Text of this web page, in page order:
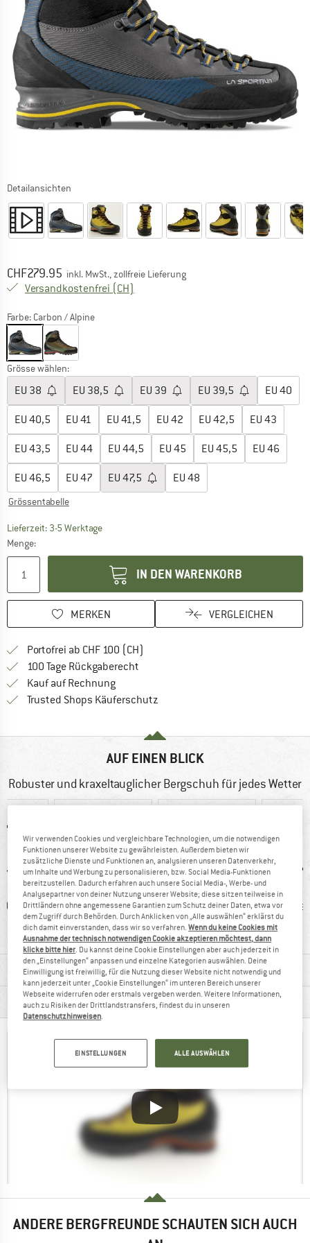
Detailansichten
Preis:
CHF279.95 inkl. MwSt., zollfreie Lieferung
Versandkostenfrei (CH)
Farbe: Carbon / Alpine
Grösse wählen:
EU 38 EU 38,5 EU 39 EU 39,5 EU 40
EU 40,5 EU 41 EU 41,5 EU 42 EU 42,5 EU 43
EU 43,5 EU 44 EU 44,5 EU 45 EU 45,5 EU 46
EU 46,5 EU 47 EU 47,5 EU 48
Grössentabelle
Lieferzeit: 3-5 WerktageDer Link öffnet sich in einer Infobox und
Menge:
IN DEN WARENKORB
MERKEN VERGLEICHEN
Portofrei ab CHF 100 (CH)
100 Tage Rückgaberecht
Kauf auf RechnungFinde die Zahlungs-Infos hier! Öffnet
Trusted Shops Käuferschutz
AUF EINEN BLICK
Robuster und kraxeltauglicher Bergschuh für jedes Wetter
g GORE-TEX
95%
Weiterempfehlung
MATERIALINFOS & FEATURES
PRODUKTBESCHREIBUNG
ANDERE BERGFREUNDE SCHAUTEN SICH AUCH
Wir verwenden Cookies und vergleichbare Technologien, um die notwendigen
Funktionen unserer Website zu gewährleisten. Außerdem bieten wir
zusätzliche Dienste und Funktionen an, analysieren unseren Datenverkehr,
um Inhalte und Werbung zu personalisieren, bzw. Social Media-Funktionen
bereitzustellen. Dadurch erfahren auch unsere Social Media-, Werbe- und
Analysepartner von deiner Nutzung unserer Website; diese sitzen teilweise in
Drittländern ohne angemessene Garantien zum Schutz deiner Daten, etwa vor
dem Zugriff durch Behörden. Durch Anklicken von „Alle auswählen“ erklärst du
dich damit einverstanden, dass wir so verfahren.Wenn du keine Cookies mit
Ausnahme der technisch notwendigen Cookie akzeptieren möchtest, dann
klicke bitte hier. Du kannst deine Cookie Einstellungen aber auch jederzeit in
den „Einstellungen“ anpassen und einzelne Kategorien auswählen. Deine
Einwilligung ist freiwillig, für die Nutzung dieser Website nicht notwendig und
kann jederzeit unter „Cookie Einstellungen“ im unteren Bereich unserer
Webseite widerrufen oder erstmals vergeben werden. Weitere Informationen,
auch zu Risiken der Drittlandstransfers, findest du in unseren
Datenschutzhinweisen.
EINSTELLUNGEN ALLE AUSWÄHLEN